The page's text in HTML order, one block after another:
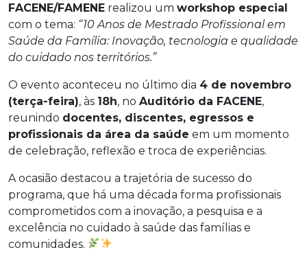
FACENE/FAMENE realizou um workshop especial
com o tema: “10 Anos de Mestrado Profissional em
Saúde da Família: Inovação, tecnologia e qualidade
do cuidado nos territórios.”
O evento aconteceu no último dia 4 de novembro
(terça-feira), às 18h, no Auditório da FACENE,
reunindo docentes, discentes, egressos e
profissionais da área da saúde em um momento
de celebração, reflexão e troca de experiências.
A ocasião destacou a trajetória de sucesso do
programa, que há uma década forma profissionais
comprometidos com a inovação, a pesquisa e a
excelência no cuidado à saúde das famílias e
comunidades.